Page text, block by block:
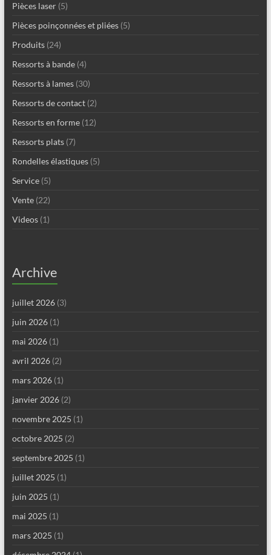
Pièces laser(5)
Pièces poinçonnées et pliées(5)
Produits(24)
Ressorts à bande(4)
Ressorts à lames(30)
Ressorts de contact(2)
Ressorts en forme(12)
Ressorts plats(7)
Rondelles élastiques(5)
Service(5)
Vente(22)
Videos(1)
Archive
juillet 2026(3)
juin 2026(1)
mai 2026(1)
avril 2026(2)
mars 2026(1)
janvier 2026(2)
novembre 2025 (1)
octobre 2025 (2)
septembre 2025 (1)
juillet 2025 (1)
juin 2025 (1)
mai 2025 (1)
mars 2025 (1)